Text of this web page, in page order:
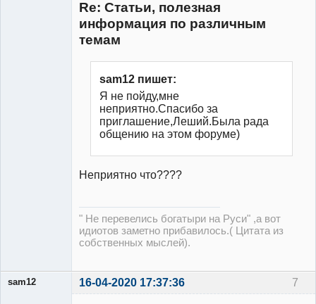
Re: Статьи, полезная
информация по различным
темам
sam12 пишет:
Я не пойду,мне
неприятно.Спасибо за
приглашение,Леший.Была рада
общению на этом форуме)
Неприятно что????
" Не перевелись богатыри на Руси" ,а вот
идиотов заметно прибавилось.( Цитата из
собственных мыслей).
7
sam12 16-04-2020 17:37:36